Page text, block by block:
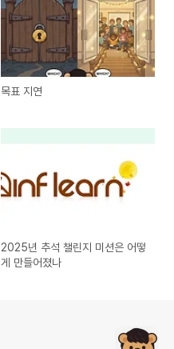
목표 지연
2025년 추석 챌린지 미션은 어떻
게 만들어졌나